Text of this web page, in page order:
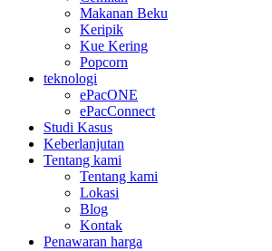
Makanan Beku
Keripik
Kue Kering
Popcorn
teknologi
ePacONE
ePacConnect
Studi Kasus
Keberlanjutan
Tentang kami
Tentang kami
Lokasi
Blog
Kontak
Penawaran harga